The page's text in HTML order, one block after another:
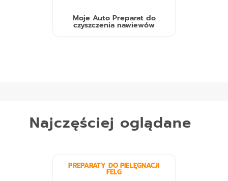
Moje Auto Preparat do
czyszczenia nawiewów
Najczęściej oglądane
PREPARATY DO PIELĘGNACJI
FELG